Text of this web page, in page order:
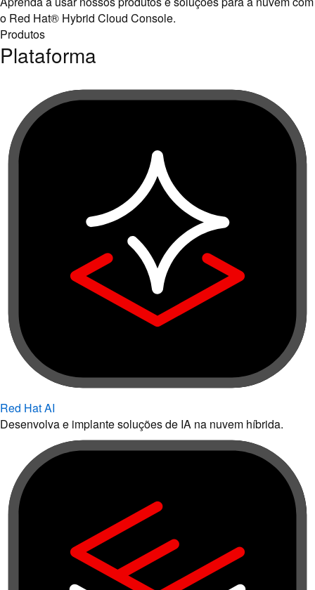
o Red Hat® Hybrid Cloud Console.
Produtos
Plataforma
Red Hat AI
Desenvolva e implante soluções de IA na nuvem híbrida.